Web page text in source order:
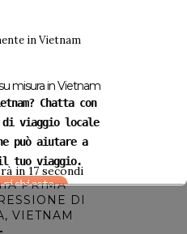
DEL
2021
PRIMA
DI
VIETNAM
in Vietnam
misura in Vietnam
Chatta con
di viaggio locale
può aiutare a
tuo viaggio.
richiesta
in 16 secondi